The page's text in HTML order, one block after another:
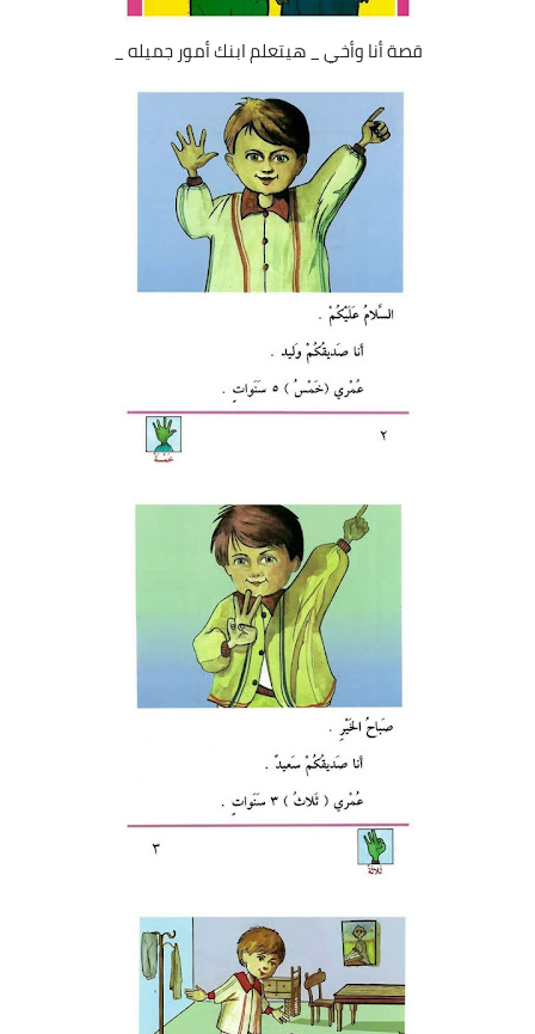
قصة أنا وأخي _ هيتعلم ابنك أمور جميله _